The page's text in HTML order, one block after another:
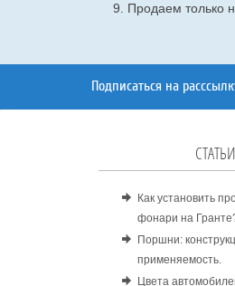
9. Продаем только
Подписаться на
СТАТЬИ
Как установить
фонари на
Поршни:
применяемость.
Цвета